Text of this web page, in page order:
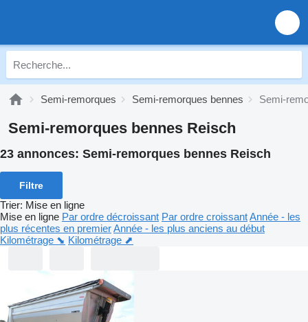
Semi-remorques Semi-remorques bennes Semi-
Semi-remorques bennes Reisch
23 annonces: Semi-remorques bennes Reisch
Filtre
Trier: Mise en ligne
Mise en ligne Par ordre décroissant Par ordre croissantAnnée - les
plus récentes en premierAnnée - les plus anciens au début
Kilométrage ⬊ Kilométrage ⬈